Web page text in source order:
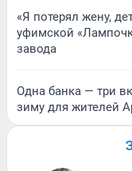
«Я потерял жену,
уфимской
завода
Одна банка — три
зиму для жителей